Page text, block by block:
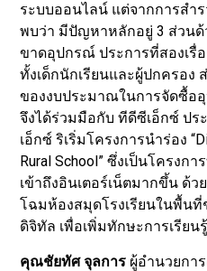
ระบบออนไลน์ แต่จากการสำ
พบว่า มีปัญหาหลักอยู่ 3 ส่วนด้
ขาดอุปกรณ์ ประการที่สองเรื่
ทั้งเด็กนักเรียนและผู้ปกครอง
ของงบประมาณในการจัดซื้
จึงได้ร่วมมือกับ ทีดีซีเอ็กซ์ ป
เอ็กซ์ ริเริ่มโครงการนำร่อง
Rural School” ซึ่งเป็นโครงก
เข้าถึงอินเตอร์เน็ตมากขึ้น ด้
โฉมห้องสมุดโรงเรียนในพื้น
ดิจิทัล เพื่อเพิ่มทักษะการเรีย
คุณชัยทัศ จุลการ ผู้อำนวยกา